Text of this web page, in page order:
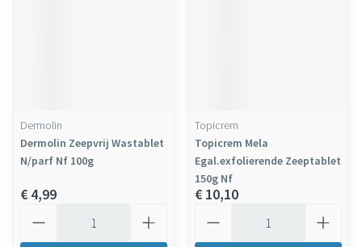
Dermolin
Dermolin Zeepvrij Wastablet
N/parf Nf 100g
€ 4,99
Topicrem
Topicrem Mela
Egal.exfolierende Zeeptablet
150g Nf
€ 10,10